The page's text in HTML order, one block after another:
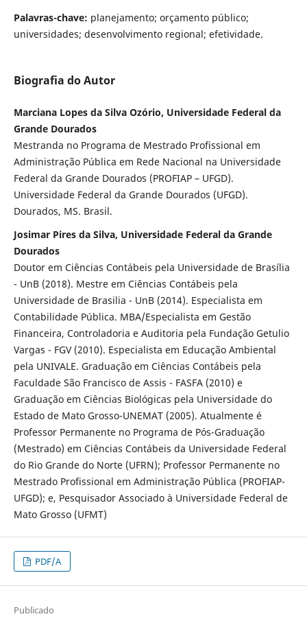
Palavras-chave: planejamento; orçamento público;
universidades; desenvolvimento regional; efetividade.
Biografia do Autor
Marciana Lopes da Silva Ozório, Universidade Federal da
Grande Dourados
Mestranda no Programa de Mestrado Profissional em
Administração Pública em Rede Nacional na Universidade
Federal da Grande Dourados (PROFIAP – UFGD).
Universidade Federal da Grande Dourados (UFGD).
Dourados, MS. Brasil.
Josimar Pires da Silva, Universidade Federal da Grande
Dourados
Doutor em Ciências Contábeis pela Universidade de Brasília
- UnB (2018). Mestre em Ciências Contábeis pela
Universidade de Brasilia - UnB (2014). Especialista em
Contabilidade Pública. MBA/Especialista em Gestão
Financeira, Controladoria e Auditoria pela Fundação Getulio
Vargas - FGV (2010). Especialista em Educação Ambiental
pela UNIVALE. Graduação em Ciências Contábeis pela
Faculdade São Francisco de Assis - FASFA (2010) e
Graduação em Ciências Biológicas pela Universidade do
Estado de Mato Grosso-UNEMAT (2005). Atualmente é
Professor Permanente no Programa de Pós-Graduação
(Mestrado) em Ciências Contábeis da Universidade Federal
do Rio Grande do Norte (UFRN); Professor Permanente no
Mestrado Profissional em Administração Pública (PROFIAP-
UFGD); e, Pesquisador Associado à Universidade Federal de
Mato Grosso (UFMT)
PDF/A
Publicado